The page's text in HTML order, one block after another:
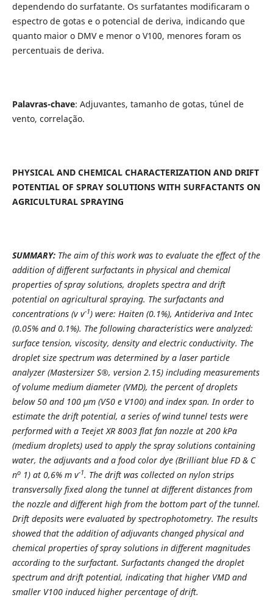
dependendo do surfatante. Os surfatantes modificaram o
espectro de gotas e o potencial de deriva, indicando que
quanto maior o DMV e menor o V100, menores foram os
percentuais de deriva.
Palavras-chave: Adjuvantes, tamanho de gotas, túnel de
vento, correlação.
PHYSICAL AND CHEMICAL CHARACTERIZATION AND DRIFT
POTENTIAL OF SPRAY SOLUTIONS WITH SURFACTANTS ON
AGRICULTURAL SPRAYING
SUMMARY:The aim of this work was to evaluate the effect of the
addition of different surfactants in physical and chemical
properties of spray solutions, droplets spectra and drift
potential on agricultural spraying. The surfactants and
concentrations (v v-1) were: Haiten (0.1%), Antideriva and Intec
(0.05% and 0.1%). The following characteristics were analyzed:
surface tension, viscosity, density and electric conductivity. The
droplet size spectrum was determined by a laser particle
analyzer (Mastersizer S®, version 2.15) including measurements
of volume medium diameter (VMD), the percent of droplets
below 50 and 100 μm(V50 e V100) and index span. In order to
estimate the drift potential, a series of wind tunnel tests were
performed with a Teejet XR 8003 flat fan nozzle at 200 kPa
(medium droplets) used to apply the spray solutions containing
water, the adjuvants and a food color dye (Brilliant blue FD & C
no1) at 0,6% m v-1. The drift was collected on nylon strips
transversally fixed along the tunnel at different distances from
the nozzle and different high from the bottom part of the tunnel.
Drift deposits were evaluated by spectrophotometry. The results
showed that the addition of adjuvants changed physical and
chemical properties of spray solutions in different magnitudes
according to the surfactant. Surfactants changed the droplet
spectrum and drift potential, indicating that higher VMD and
smaller V100 induced higher percentage of drift.